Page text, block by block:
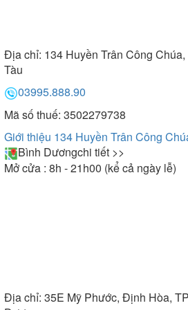
ồn càng cao.
Độ ồn
Máy hút mùi của Arber được đánh giá tích cực trong
việc giảm thiểu tiếng ồn. Mang
cho người sử dụng. Tùy thuộc
Địa chỉ: 134 Huyền Trân Công
Tàu
03995.888.90
Mã số thuế: 3502279738
Giới thiệu 134 Huyền Trân Công
Bình Dươngchi tiết >>
Mở cửa : 8h - 21h00 (kể cả ngày lễ)
Địa chỉ: 35E Mỹ Phước, Định Hòa,